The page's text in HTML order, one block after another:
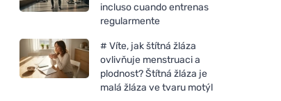
incluso cuando entrenas
regularmente
# Víte, jak štítná žláza
ovlivňuje menstruaci a
plodnost? Štítná žláza je
malá žláza ve tvaru motýl